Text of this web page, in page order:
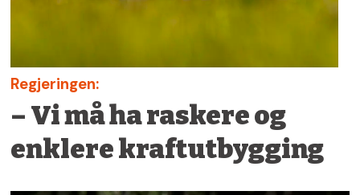
Regjeringen:
– Vi må ha raskere og
enklere kraftutbygging